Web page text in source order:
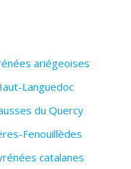
ariégeoises
Languedoc
du Quercy
Fenouillèdes
catalanes